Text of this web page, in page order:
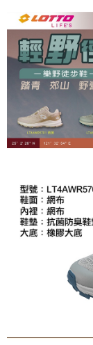
２．關於個人資料
https://aftee.tw/
３．未成年的使用
「AFTEE先享後付
任。
４．使用「AFTEE
時審查核予不同之
請求用戶進行身份
５．嚴禁一人註冊
恩沛科技股份有限
海外宅配